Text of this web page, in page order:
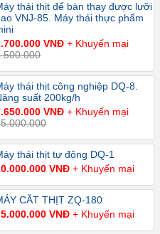
thái thịt để bàn thay được lưỡi
VNJ-85. Máy thái thực phẩm
VNĐ+ Khuyến mại
thái thịt công nghiệp DQ-8.
suất 200kg/h
VNĐ+ Khuyến mại
thái thịt tự động DQ-1
VNĐ+ Khuyến mại
CẮT THỊT ZQ-180
VNĐ+ Khuyến mại